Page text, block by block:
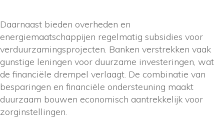
Daarnaast bieden overheden en
energiemaatschappijen regelmatig subsidies voor
verduurzamingsprojecten. Banken verstrekken vaak
gunstige leningen voor duurzame investeringen, wat
de financiële drempel verlaagt. De combinatie van
besparingen en financiële ondersteuning maakt
duurzaam bouwen economisch aantrekkelijk voor
zorginstellingen.